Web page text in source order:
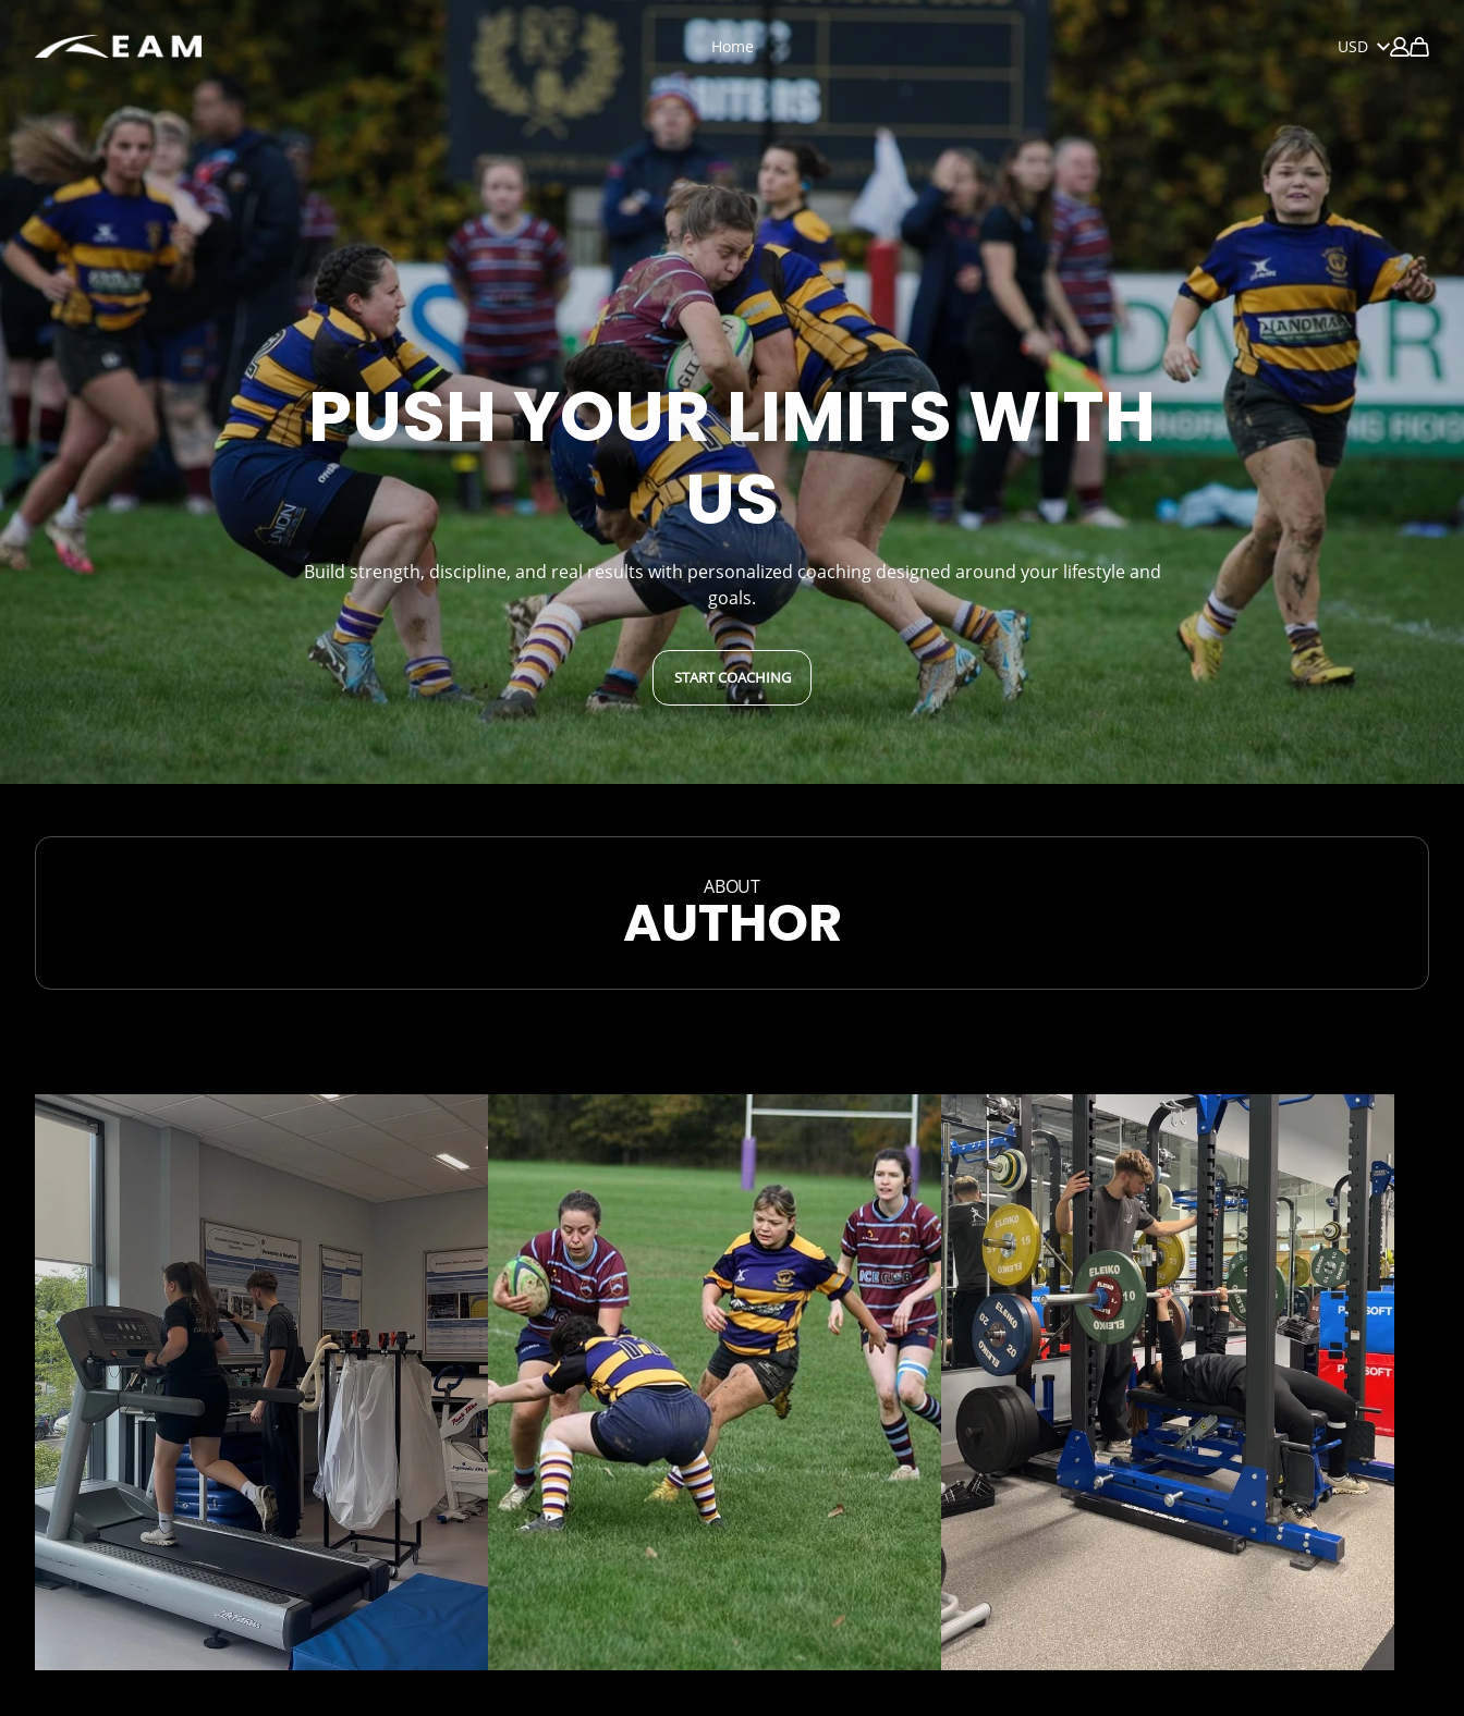
ELITE ATHLETE MENTALITY Home USD
PUSH YOUR LIMITS WITH
US
Build strength, discipline, and real results with personalized coaching designed around your lifestyle and
goals.
START COACHING
ABOUT
AUTHOR